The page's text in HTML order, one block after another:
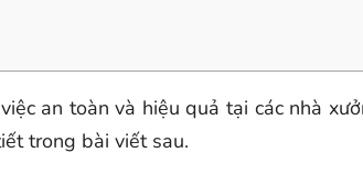
an toàn và hiệu quả tại các nhà
trong bài viết sau.